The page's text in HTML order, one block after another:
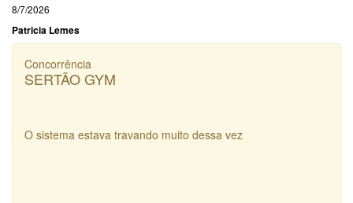
8/7/2026
Patricia Lemes
Concorrência
SERTÃO GYM
O sistema estava travando muito dessa vez